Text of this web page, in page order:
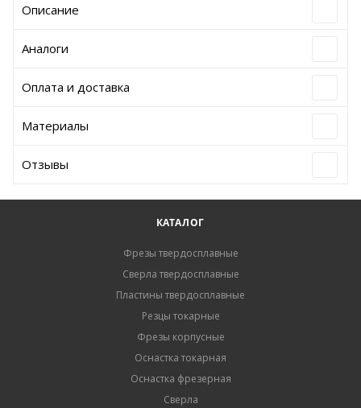
Описание
Аналоги
Оплата и доставка
Материалы
Отзывы
КАТАЛОГ
Фрезы твердосплавные
Сверла твердосплавные
Пластины твердосплавные
Резцы токарные
Фрезы корпусные
Оснастка токарная
Оснастка фрезерная
Сверла